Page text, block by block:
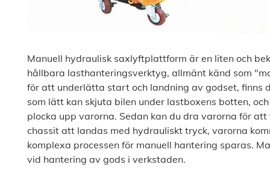
Manuell hydraulisk saxlyftplattform är en liten och
hållbara lasthanteringsverktyg, allmänt känd som
för att underlätta start och landning av godset, finns
som lätt kan skjuta bilen under lastboxens botten,
plocka upp varorna. Sedan kan du dra varorna för
chassit att landas med hydrauliskt tryck, varorna
komplexa processen för manuell hantering sparas.
vid hantering av gods i verkstaden.